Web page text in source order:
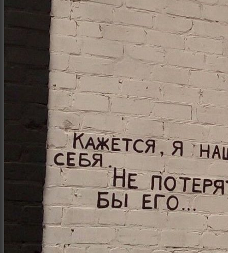
Интерьер и архитектура
Фотосессии и каталоги
Репортажи и корпоративы
Фуд фотограф